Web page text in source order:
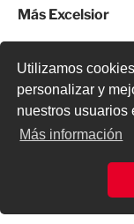
Utilizamos
personalizar y
nuestros usuarios
Más información
Más Excelsior
© 2026 Todos los
o parcial,